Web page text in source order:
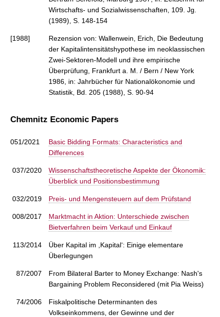
Wirtschafts- und Sozialwissenschaften, 109. Jg.
(1989), S. 148-154
[1988]
Rezension von: Wallenwein, Erich, Die Bedeutung
der Kapitalintensitätshypothese im neoklassischen
Zwei-Sektoren-Modell und ihre empirische
Überprüfung, Frankfurt a. M. / Bern / New York
1986, in: Jahrbücher für Nationalökonomie und
Statistik, Bd. 205 (1988), S. 90-94
Chemnitz Economic Papers
051/2021
Basic Bidding Formats: Characteristics and
Differences
037/2020
Wissenschaftstheoretische Aspekte der Ökonomik:
Überblick und Positionsbestimmung
032/2019 Preis- und Mengensteuern auf dem Prüfstand
008/2017
Marktmacht in Aktion: Unterschiede zwischen
Bietverfahren beim Verkauf und Einkauf
113/2014
Über Kapital im ,Kapital‘: Einige elementare
Überlegungen
87/2007
From Bilateral Barter to Money Exchange: Nash's
Bargaining Problem Reconsidered (mit Pia Weiss)
74/2006
Fiskalpolitische Determinanten des
Volkseinkommens, der Gewinne und der